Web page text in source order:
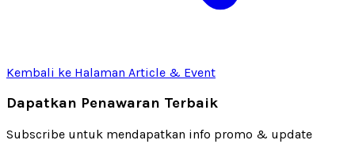
Kembali ke Halaman Article & Event
Dapatkan Penawaran Terbaik
Subscribe untuk mendapatkan info promo & update